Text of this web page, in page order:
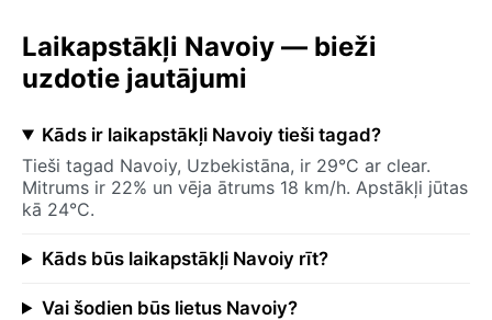
Laikapstākļi Navoiy — bieži
uzdotie jautājumi
Kāds ir laikapstākļi Navoiy tieši tagad?
Tieši tagad Navoiy, Uzbekistāna, ir 29°C ar clear.
Mitrums ir 22% un vēja ātrums 18 km/h. Apstākļi jūtas
kā 24°C.
Kāds būs laikapstākļi Navoiy rīt?
Vai šodien būs lietus Navoiy?